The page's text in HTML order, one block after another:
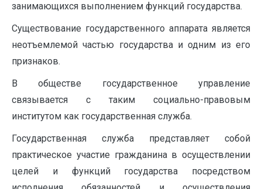
занимающихся выполнением функций государства.
Существование государственного аппарата является
неотъемлемой частью государства и одним из его
признаков.
В обществе государственное управление
связывается с таким социально-правовым
институтом как государственная служба.
Государственная служба представляет собой
практическое участие гражданина в осуществлении
целей и функций государства посредством